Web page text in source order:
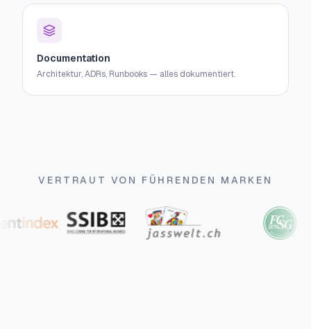
Documentation
Architektur, ADRs, Runbooks — alles dokumentiert.
VERTRAUT VON FÜHRENDEN MARKEN